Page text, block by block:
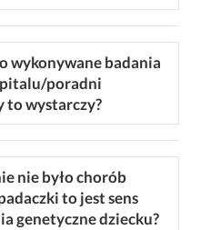
wykonywane badania
poradni
to wystarczy?
nie było chorób
to jest sens
genetyczne dziecku?